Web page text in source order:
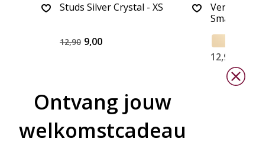
Studs Silver Crystal - XS
12,90 9,00
Verfijnde
Small
12,90
Ontvang jouw
welkomstcadeau